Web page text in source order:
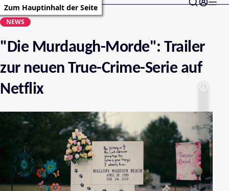
Zum Hauptinhalt der Seite
NEWS
"Die Murdaugh-Morde": Trailer
zur neuen True-Crime-Serie auf
Netflix